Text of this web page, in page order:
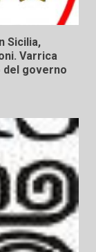
Sicilia,
Varrica
del governo